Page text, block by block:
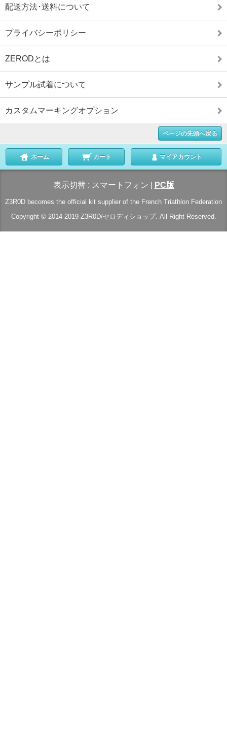
配送方法･送料について
プライバシーポリシー
ZERODとは
サンプル試着について
カスタムマーキングオプション
ページの先頭へ戻る
ホーム カート マイアカウント
表示切替 : スマートフォン PC版
Z3R0D becomes the official kit supplier of the French Triathlon Federation
Copyright © 2014-2019 Z3R0D/セロディショップ. All Right Reserved.